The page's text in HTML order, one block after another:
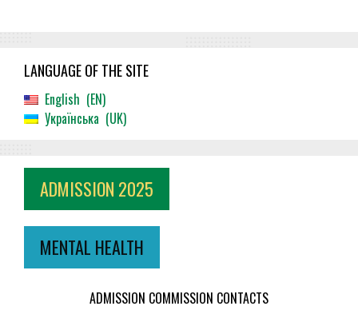
LANGUAGE OF THE SITE
English
EN
Українська
UK
ADMISSION 2025
MENTAL HEALTH
ADMISSION COMMISSION CONTACTS